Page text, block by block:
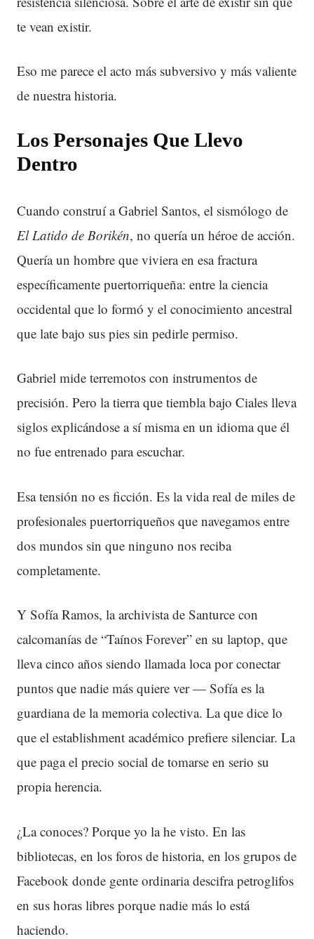
te vean existir.
Eso me parece el acto más subversivo y más valiente
de nuestra historia.
Los Personajes Que Llevo
Dentro
Cuando construí a Gabriel Santos, el sismólogo de
El Latido de Borikén, no quería un héroe de acción.
Quería un hombre que viviera en esa fractura
específicamente puertorriqueña: entre la ciencia
occidental que lo formó y el conocimiento ancestral
que late bajo sus pies sin pedirle permiso.
Gabriel mide terremotos con instrumentos de
precisión. Pero la tierra que tiembla bajo Ciales lleva
siglos explicándose a sí misma en un idioma que él
no fue entrenado para escuchar.
Esa tensión no es ficción. Es la vida real de miles de
profesionales puertorriqueños que navegamos entre
dos mundos sin que ninguno nos reciba
completamente.
Y Sofía Ramos, la archivista de Santurce con
calcomanías de “Taínos Forever” en su laptop, que
lleva cinco años siendo llamada loca por conectar
puntos que nadie más quiere ver — Sofía es la
guardiana de la memoria colectiva. La que dice lo
que el establishment académico prefiere silenciar. La
que paga el precio social de tomarse en serio su
propia herencia.
¿La conoces? Porque yo la he visto. En las
bibliotecas, en los foros de historia, en los grupos de
Facebook donde gente ordinaria descifra petroglifos
en sus horas libres porque nadie más lo está
haciendo.